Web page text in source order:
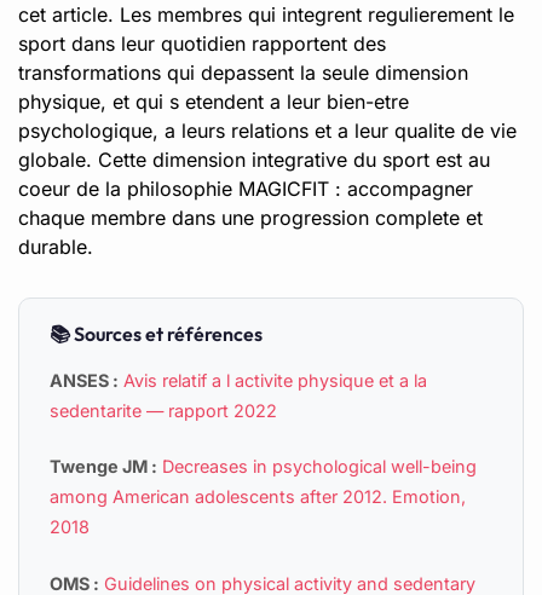
cet article. Les membres qui integrent regulierement le
sport dans leur quotidien rapportent des
transformations qui depassent la seule dimension
physique, et qui s etendent a leur bien-etre
psychologique, a leurs relations et a leur qualite de vie
globale. Cette dimension integrative du sport est au
coeur de la philosophie MAGICFIT : accompagner
chaque membre dans une progression complete et
durable.
📚 Sources et références
ANSES : Avis relatif a l activite physique et a la
sedentarite — rapport 2022
Twenge JM : Decreases in psychological well-being
among American adolescents after 2012. Emotion,
2018
OMS : Guidelines on physical activity and sedentary